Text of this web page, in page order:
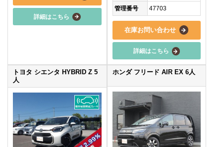
詳細はこちら
管理番号 47703
在庫お問い合わせ
詳細はこちら
トヨタ シエンタ HYBRID Z 5
人
ホンダ フリード AIR EX 6人